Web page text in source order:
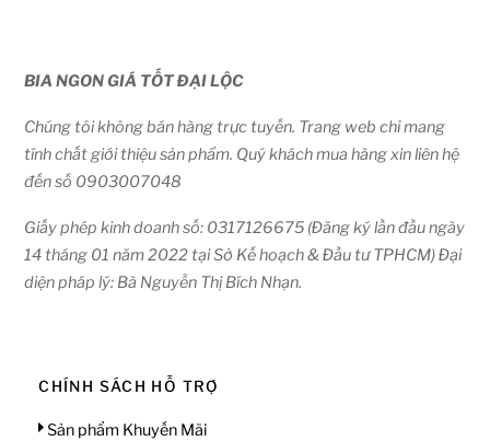
BIA NGON GIÁ TỐT ĐẠI LỘC
Chúng tôi không bán hàng trực tuyến. Trang web chỉ mang
tính chất giới thiệu sản phẩm. Quý khách mua hàng xin liên hệ
đến số 0903007048
Giấy phép kinh doanh số: 0317126675 (Đăng ký lần đầu ngày
14 tháng 01 năm 2022 tại Sở Kế hoạch & Đầu tư TPHCM) Đại
diện pháp lý: Bà Nguyễn Thị Bích Nhạn.
CHÍNH SÁCH HỖ TRỢ
Sản phẩm Khuyến Mãi